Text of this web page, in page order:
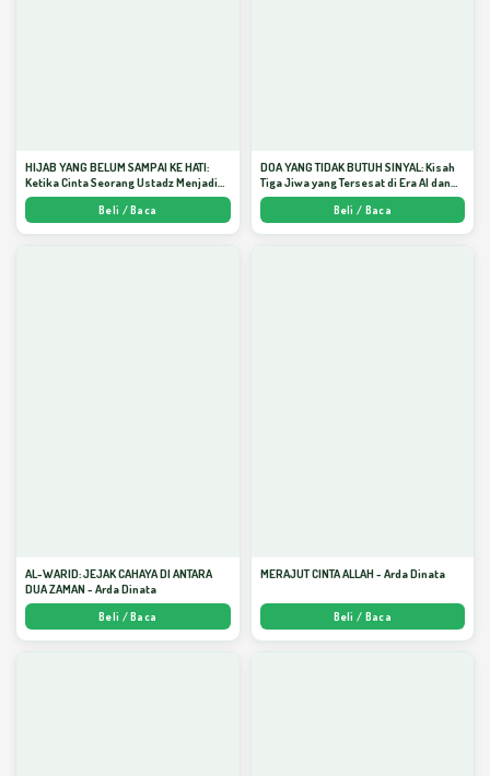
HIJAB YANG BELUM SAMPAI KE HATI:
Ketika Cinta Seorang Ustadz Menjadi
Cermin yang Paling Kejam - Arda
Beli / Baca
DOA YANG TIDAK BUTUH SINYAL: Kisah
Tiga Jiwa yang Tersesat di Era AI dan
Menemukan Jalan Pulang di Bulan
Ramadhan" - Arda Dinata
Beli / Baca
AL-WARID: JEJAK CAHAYA DI ANTARA
DUA ZAMAN - Arda Dinata
Beli / Baca
MERAJUT CINTA ALLAH - Arda Dinata
Beli / Baca